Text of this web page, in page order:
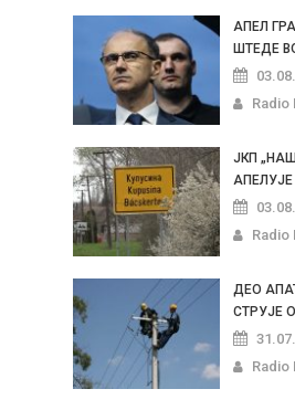
АПЕЛ
ШТЕДЕ
Radio
ЈКП
АПЕЛУЈЕ
Radio
ДЕО
СТРУЈЕ
Radio